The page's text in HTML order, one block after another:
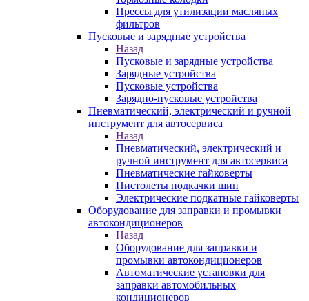
Прессы для утилизации масляных
фильтров
Пусковые и зарядные устройства
Назад
Пусковые и зарядные устройства
Зарядные устройства
Пусковые устройства
Зарядно-пусковые устройства
Пневматический, электрический и ручной
инструмент для автосервиса
Назад
Пневматический, электрический и
ручной инструмент для автосервиса
Пневматические гайковерты
Пистолеты подкачки шин
Электрические подкатные гайковерты
Оборудование для заправки и промывки
автокондиционеров
Назад
Оборудование для заправки и
промывки автокондиционеров
Автоматические установки для
заправки автомобильных
кондиционеров